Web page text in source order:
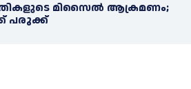
മിസൈൽ ആക്രമണം;
പരുക്ക്